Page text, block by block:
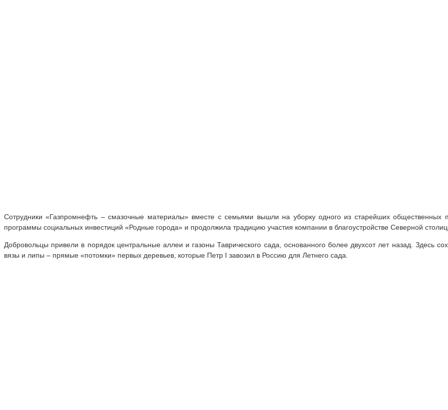
Сотрудники «Газпромнефть – смазочные материалы» вместе с семьями вышли на уборку одного из старейших общественных
программы социальных инвестиций «Родные города» и продолжила традицию участия компании в благоустройстве Северной
Добровольцы привели в порядок центральные аллеи и газоны Таврического сада, основанного более двухсот лет назад. Здесь
вязы и липы – прямые «потомки» первых деревьев, которые Петр I завозил в Россию для Летнего сада.